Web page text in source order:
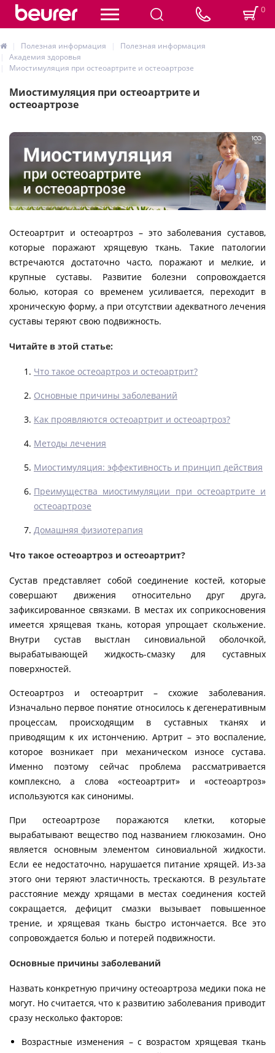
0
Полезная информация
Полезная информация
Академия здоровья
Миостимуляция при остеоартрите и остеоартрозе
Миостимуляция при остеоартрите и
остеоартрозе
Остеоартрит и остеоартроз – это заболевания суставов,
которые поражают хрящевую ткань. Такие патологии
встречаются достаточно часто, поражают и мелкие, и
крупные суставы. Развитие болезни сопровождается
болью, которая со временем усиливается, переходит в
хроническую форму, а при отсутствии адекватного лечения
суставы теряют свою подвижность.
Читайте в этой статье:
Что такое остеоартроз и остеоартрит?
Основные причины заболеваний
Как проявляются остеоартрит и остеоартроз?
Методы лечения
Миостимуляция: эффективность и принцип действия
Преимущества миостимуляции при остеоартрите и
остеоартрозе
Домашняя физиотерапия
Что такое остеоартроз и остеоартрит?
Сустав представляет собой соединение костей, которые
совершают движения относительно друг друга,
зафиксированное связками. В местах их соприкосновения
имеется хрящевая ткань, которая упрощает скольжение.
Внутри сустав выстлан синовиальной оболочкой,
вырабатывающей жидкость-смазку для суставных
поверхностей.
Остеоартроз и остеоартрит – схожие заболевания.
Изначально первое понятие относилось к дегенеративным
процессам, происходящим в суставных тканях и
приводящим к их истончению. Артрит – это воспаление,
которое возникает при механическом износе сустава.
Именно поэтому сейчас проблема рассматривается
комплексно, а слова «остеоартрит» и «остеоартроз»
используются как синонимы.
При остеоартрозе поражаются клетки, которые
вырабатывают вещество под названием глюкозамин. Оно
является основным элементом синовиальной жидкости.
Если ее недостаточно, нарушается питание хрящей. Из-за
этого они теряют эластичность, трескаются. В результате
расстояние между хрящами в местах соединения костей
сокращается, дефицит смазки вызывает повышенное
трение, и хрящевая ткань быстро истончается. Все это
сопровождается болью и потерей подвижности.
Основные причины заболеваний
Назвать конкретную причину остеоартроза медики пока не
могут. Но считается, что к развитию заболевания приводит
сразу несколько факторов:
Возрастные изменения – с возрастом хрящевая ткань